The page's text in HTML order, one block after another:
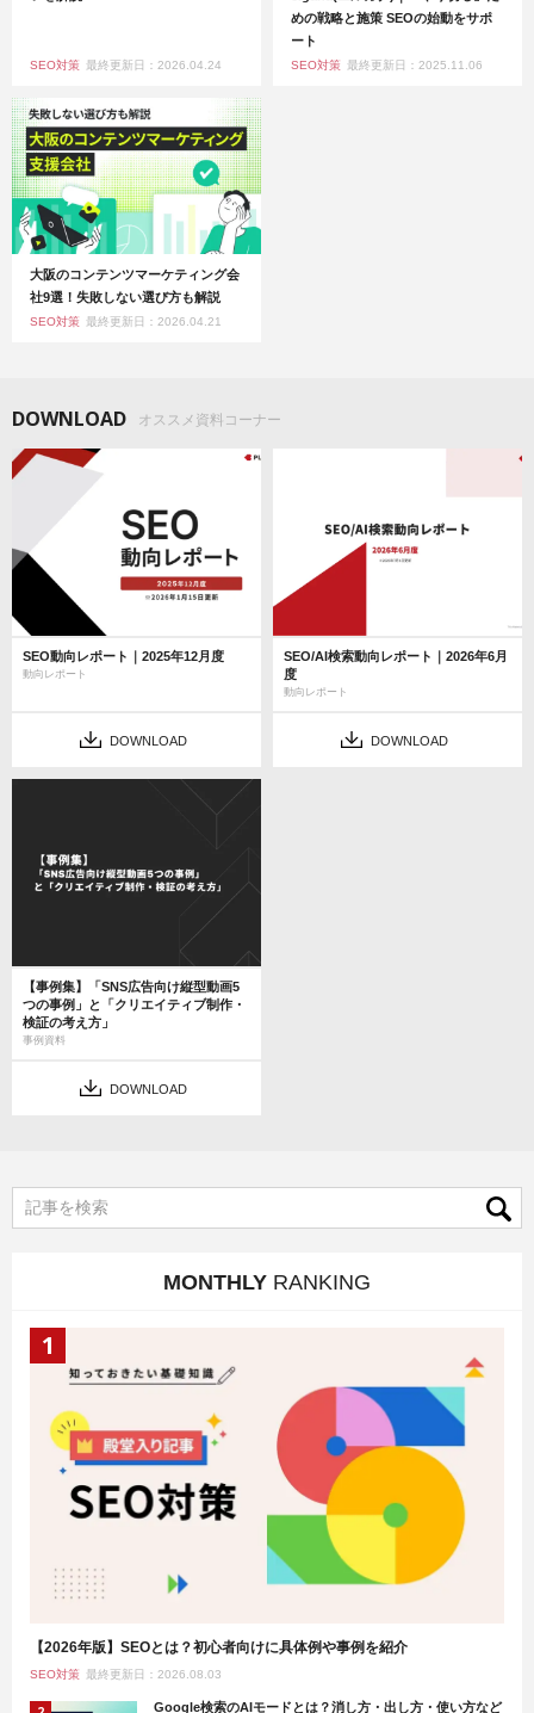
SEO対策 最終更新日：2026.04.24
めの戦略と施策 SEOの始動をサポ
ート
SEO対策 最終更新日：2025.11.06
大阪のコンテンツマーケティング会
社9選！失敗しない選び方も解説
SEO対策 最終更新日：2026.04.21
DOWNLOAD オススメ資料コーナー
SEO動向レポート｜2025年12月度
動向レポート
DOWNLOAD
SEO/AI検索動向レポート｜2026年6月
度
動向レポート
DOWNLOAD
【事例集】「SNS広告向け縦型動画5
つの事例」と「クリエイティブ制作・
検証の考え方」
事例資料
DOWNLOAD
MONTHLY RANKING
【2026年版】SEOとは？初心者向けに具体例や事例を紹介
SEO対策 最終更新日：2026.08.03
Google検索のAIモードとは？消し方・出し方・使い方など